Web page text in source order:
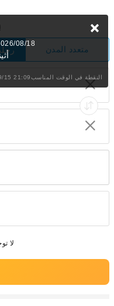
متعدد المدن
*لا
08/18
2025/09/15 21:09النقطة في الوقت المناسب